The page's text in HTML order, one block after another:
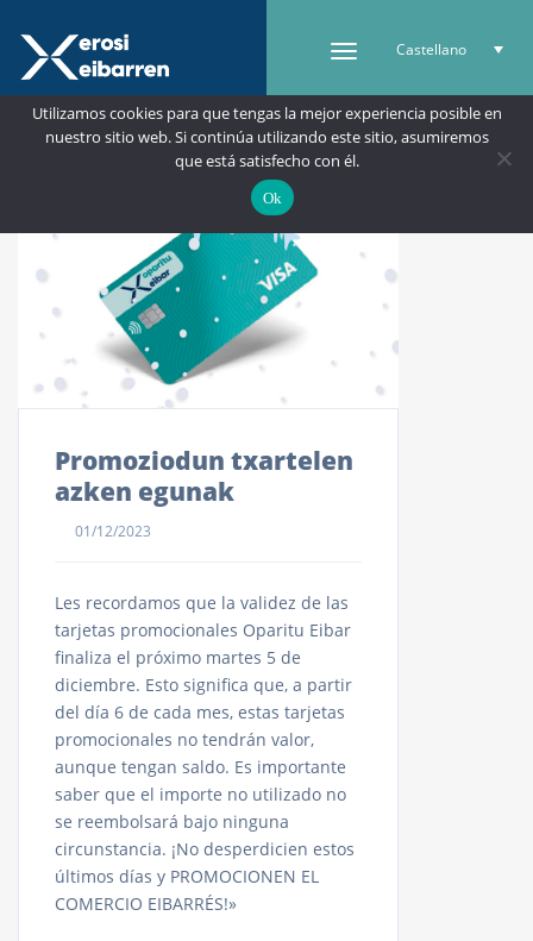
Castellano
Promoziodun txartelen
azken egunak
01/12/2023
Les recordamos que la validez de las
tarjetas promocionales Oparitu Eibar
finaliza el próximo martes 5 de
diciembre. Esto significa que, a partir
del día 6 de cada mes, estas tarjetas
promocionales no tendrán valor,
aunque tengan saldo. Es importante
saber que el importe no utilizado no
se reembolsará bajo ninguna
circunstancia. ¡No desperdicien estos
últimos días y PROMOCIONEN EL
COMERCIO EIBARRÉS!»
Utilizamos cookies para que tengas la mejor experiencia posible en
nuestro sitio web. Si continúa utilizando este sitio, asumiremos
que está satisfecho con él.
Ok